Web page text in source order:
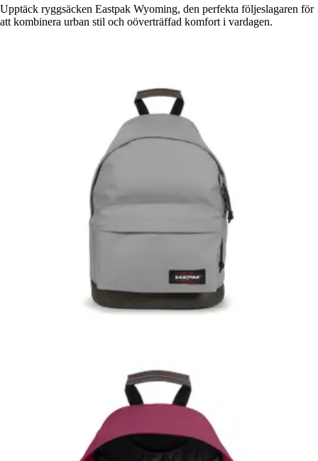
Upptäck ryggsäcken Eastpak Wyoming, den perfekta följeslagaren för
att kombinera urban stil och oöverträffad komfort i vardagen.